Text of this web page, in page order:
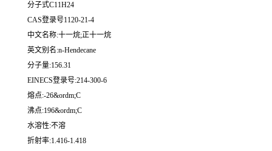
分子式C11H24
CAS登录号1120-21-4
中文名称:十一烷;正十一烷
英文别名:n-Hendecane
分子量:156.31
EINECS登录号:214-300-6
熔点:-26&ordm;C
沸点:196&ordm;C
水溶性:不溶
折射率:1.416-1.418